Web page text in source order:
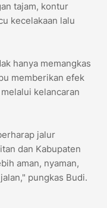
tajam, kontur
kecelakaan lalu
hanya memangkas
memberikan efek
kelancaran
jalur
dan Kabupaten
aman, nyaman,
pungkas Budi.